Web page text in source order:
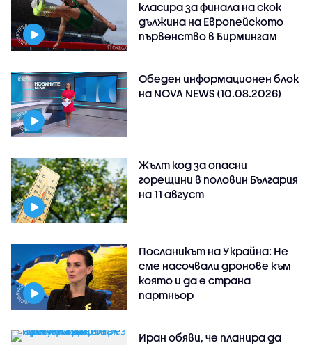
класира за финала на скок
дължина на Европейското
първенство в Бирмингам
Обеден информационен блок
на NOVA NEWS (10.08.2026)
Жълт код за опасни
горещини в половин България
на 11 август
Посланикът на Украйна: Не
сме насочвали дронове към
която и да е страна
партньор
Иран обяви, че планира да